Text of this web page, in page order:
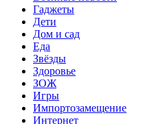
Гаджеты
Дети
Дом и сад
Еда
Звёзды
Здоровье
ЗОЖ
Игры
Импортозамещение
Интернет